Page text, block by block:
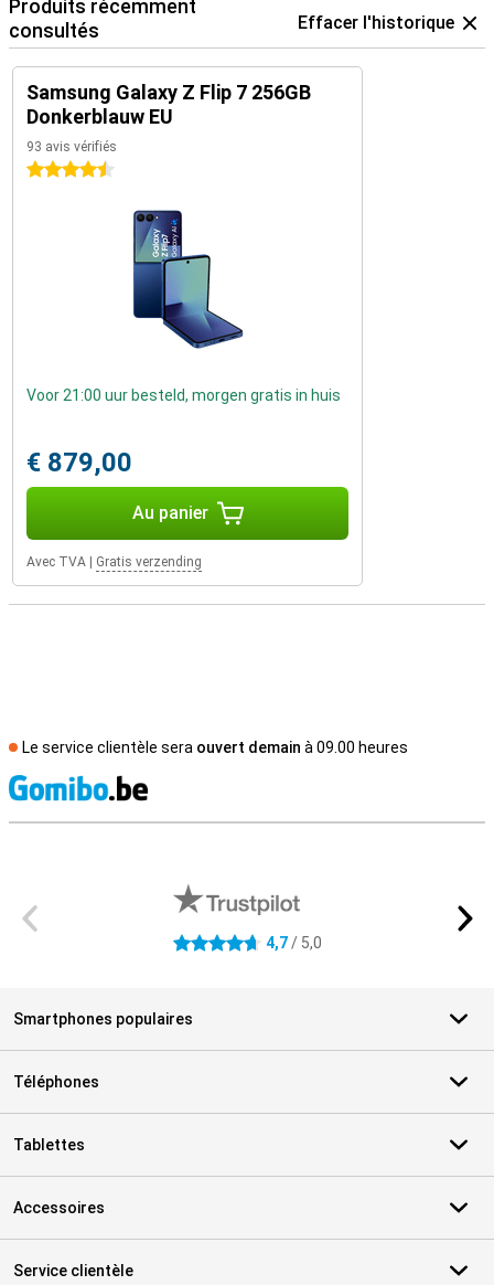
Produits récemment
consultés
Effacer l'historique
Samsung Galaxy Z Flip 7 256GB
Donkerblauw EU
93 avis vérifiés
4.5 étoiles
Voor 21:00 uur besteld, morgen gratis in huis
€ 879,00
Au panier
Avec TVA Gratis verzending
Le service clientèle sera ouvert demain à 09.00 heures
4.7 étoiles 4,7/ 5,0
Smartphones populaires
Téléphones
Tablettes
Accessoires
Service clientèle